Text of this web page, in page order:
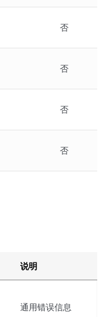
否
否
否
否
说明
通用错误信息